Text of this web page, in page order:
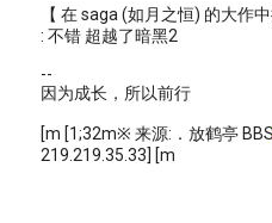
【 在 saga (如月之恒) 的大作中
: 不错 超越了暗黑2
--
因为成长，所以前行
[m [1;32m※ 来源:．放鹤亭 BBS
219.219.35.33] [m